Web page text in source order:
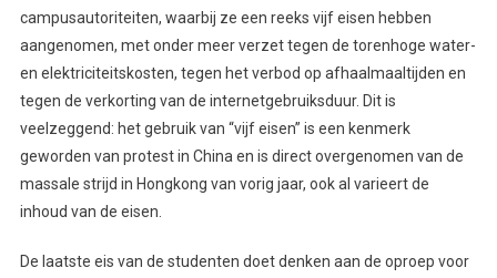
campusautoriteiten, waarbij ze een reeks vijf eisen hebben
aangenomen, met onder meer verzet tegen de torenhoge water-
en elektriciteitskosten, tegen het verbod op afhaalmaaltijden en
tegen de verkorting van de internetgebruiksduur. Dit is
veelzeggend: het gebruik van “vijf eisen” is een kenmerk
geworden van protest in China en is direct overgenomen van de
massale strijd in Hongkong van vorig jaar, ook al varieert de
inhoud van de eisen.
De laatste eis van de studenten doet denken aan de oproep voor